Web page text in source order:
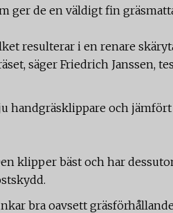
ger de en väldigt fin
resulterar i en renare
säger Friedrich Janssen,
handgräsklippare och
klipper bäst och har
bra oavsett